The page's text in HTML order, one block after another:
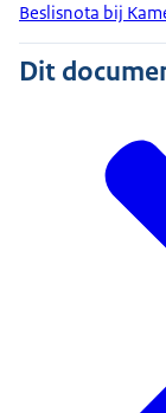
Beslisnota bij
Dit